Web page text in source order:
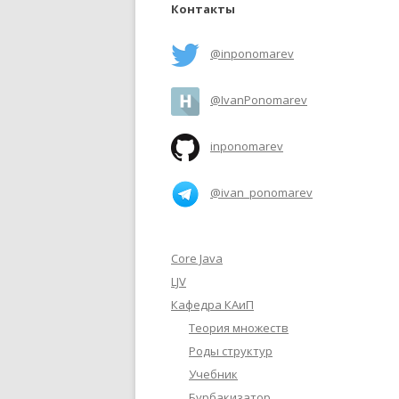
Контакты
@inponomarev
@IvanPonomarev
inponomarev
@ivan_ponomarev
Core Java
LJV
Кафедра КАиП
Теория множеств
Роды структур
Учебник